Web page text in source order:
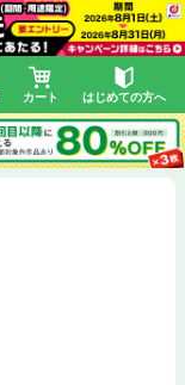
カート はじめての方へ